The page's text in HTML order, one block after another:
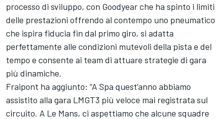
processo di sviluppo, con Goodyear che ha spinto i limiti
delle prestazioni offrendo al contempo uno pneumatico
che ispira fiducia fin dal primo giro, si adatta
perfettamente alle condizioni mutevoli della pista e del
tempo e consente ai team di attuare strategie di gara
più dinamiche.
Fraipont ha aggiunto: “A Spa quest’anno abbiamo
assistito alla gara LMGT3 più veloce mai registrata sul
circuito. A Le Mans, ci aspettiamo che alcune squadre